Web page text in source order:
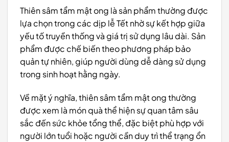
Thiên sâm tẩm mật ong là sản phẩm thường được
lựa chọn trong các dịp lễ Tết nhờ sự kết hợp giữa
yếu tố truyền thống và giá trị sử dụng lâu dài. Sản
phẩm được chế biến theo phương pháp bảo
quản tự nhiên, giúp người dùng dễ dàng sử dụng
trong sinh hoạt hằng ngày.
Về mặt ý nghĩa, thiên sâm tẩm mật ong thường
được xem là món quà thể hiện sự quan tâm sâu
sắc đến sức khỏe tổng thể, đặc biệt phù hợp với
người lớn tuổi hoặc người cần duy trì thể trạng ổn